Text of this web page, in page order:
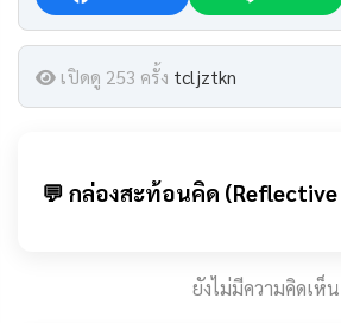
เปิดดู 253 ครั้ง tcljztkn
💬 กล่องสะท้อนคิด (Reflective
ยังไม่มีความคิดเห็น